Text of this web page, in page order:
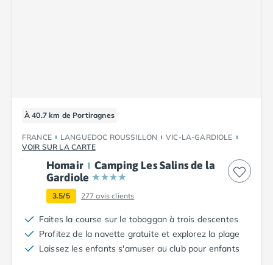
À 40.7 km de Portiragnes
FRANCE LANGUEDOC ROUSSILLON
VIC-LA-GARDIOLE
VOIR SUR LA CARTE
Homair
Camping Les Salins de la
Gardiole
3.5/5 277avis clients
Faites la course sur le toboggan à trois descentes
Profitez de la navette gratuite et explorez la plage
Laissez les enfants s'amuser au club pour enfants